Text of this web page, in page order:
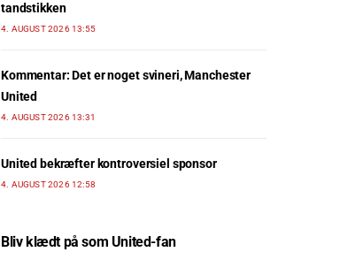
tandstikken
4. AUGUST 2026 13:55
Kommentar: Det er noget svineri, Manchester
United
4. AUGUST 2026 13:31
United bekræfter kontroversiel sponsor
4. AUGUST 2026 12:58
Bliv klædt på som United-fan